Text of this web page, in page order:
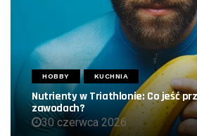
HOBBY KUCHNIA
Nutrienty w Triathlonie: Co jeść
zawodach?
30 czerwca 2026